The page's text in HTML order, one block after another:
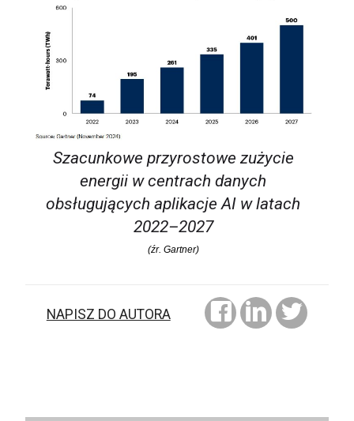
Szacunkowe przyrostowe zużycie
energii w centrach danych
obsługujących aplikacje AI w latach
2022–2027
(źr. Gartner)
NAPISZ DO AUTORA